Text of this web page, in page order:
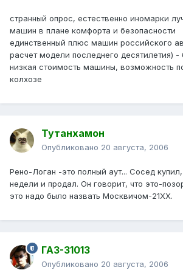
странный опрос, естественно иномарки
машин в плане комфорта и безопасности
единственный плюс машин российского
расчет модели последнего десятилетия)
низкая стоимость машины, возможность
колхозе
Тутанхамон
Опубликовано 20 августа, 2006
Рено-Логан -это полный аут... Сосед
недели и продал. Он говорит, что это-
это надо было назвать Москвичом-21ХХ.
ГАЗ-31013
Опубликовано 20 августа, 2006